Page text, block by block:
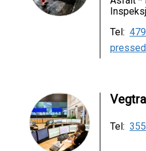
Tel:
Tel: